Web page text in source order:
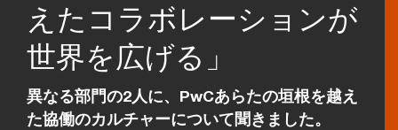
えたコラボレーションが
世界を広げる」
異なる部門の2人に、PwCあらたの垣根を越え
た協働のカルチャーについて聞きました。